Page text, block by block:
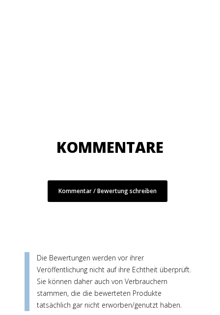
KOMMENTARE
Kommentar / Bewertung schreiben
Die Bewertungen werden vor ihrer
Veröffentlichung nicht auf ihre Echtheit überprüft.
Sie können daher auch von Verbrauchern
stammen, die die bewerteten Produkte
tatsächlich gar nicht erworben/genutzt haben.